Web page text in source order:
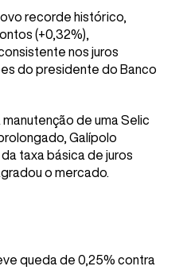
recorde histórico,
(+0,32%),
nos juros
do presidente do Banco
de uma Selic
Galípolo
taxa básica de juros
o mercado.
queda de 0,25% contra